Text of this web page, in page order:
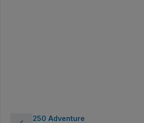
1250 Adventure